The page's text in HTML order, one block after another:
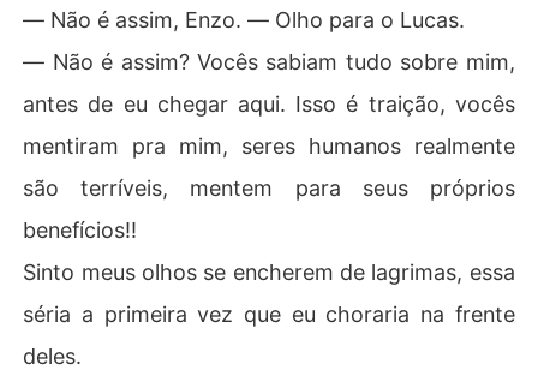
Eles estão falando sério?
A história contém incesto e sexo bem explicito, quem nã
o gosta, não leiam.
― Não é assim, Enzo. ― Olho para o Lucas.
― Não é assim? Vocês sabiam tudo sobre mim,
antes de eu chegar aqui. Isso é traição, vocês
mentiram pra mim, seres humanos realmente
são terríveis, mentem para seus próprios
benefícios!!
Sinto meus olhos se encherem de lagrimas, essa
séria a primeira vez que eu choraria na frente
deles.